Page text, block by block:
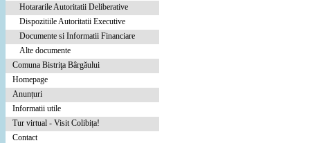
Hotararile Autoritatii Deliberative
Dispozitiile Autoritatii Executive
Documente si Informatii Financiare
Alte documente
Comuna Bistriţa Bârgăului
Homepage
Anunțuri
Informatii utile
Tur virtual - Visit Colibița!
Contact